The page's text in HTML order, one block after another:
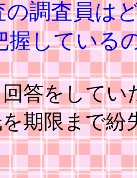
の調査員は
握している
答をしてい
期限まで紛